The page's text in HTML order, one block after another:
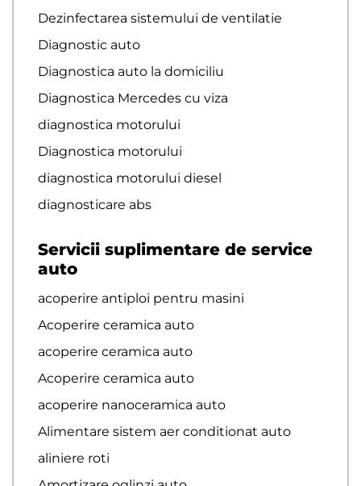
Dezinfectarea sistemului de ventilatie
Diagnostic auto
Diagnostica auto la domiciliu
Diagnostica Mercedes cu viza
diagnostica motorului
Diagnostica motorului
diagnostica motorului diesel
diagnosticare abs
Servicii suplimentare de service
auto
acoperire antiploi pentru masini
Acoperire ceramica auto
acoperire ceramica auto
Acoperire ceramica auto
acoperire nanoceramica auto
Alimentare sistem aer conditionat auto
aliniere roti